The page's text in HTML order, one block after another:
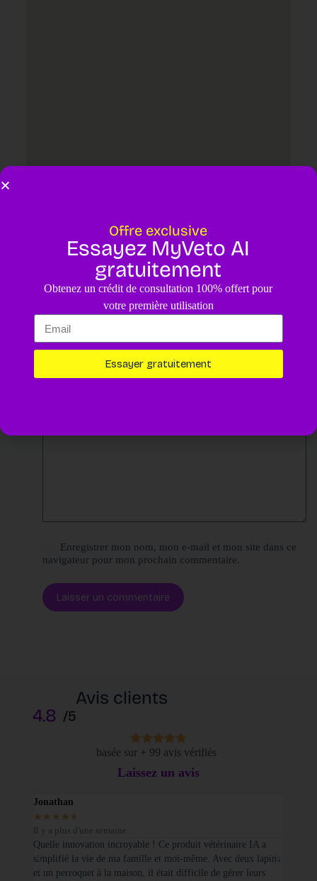
Laisser un commentaire
Votre adresse e-mail ne sera pas publiée. Les champs obligatoires
sont indiqués avec*
Nom
Enregistrer mon nom, mon e-mail et mon site dans ce
navigateur pour mon prochain commentaire.
Laisser un commentaire
Avis clients
4.8 /5
basée sur + 99 avis vérifiés
Laissez un avis
Jonathan
★ ★ ★ ★ ★
Il y a plus d'une semaine
Quelle innovation incroyable ! Ce produit vétérinaire IA a
simplifié la vie de ma famille et moi-même. Avec deux lapins
et un perroquet à la maison, il était difficile de gérer leurs
Offre exclusive
Essayez MyVeto AI
gratuitement
Obtenez un crédit de consultation 100% offert pour
votre première utilisation
Essayer gratuitement